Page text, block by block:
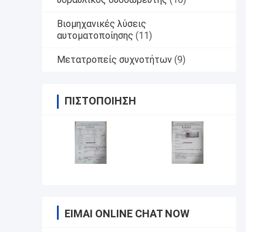
Βιομηχανικές λύσεις
αυτοματοποίησης (11)
Μετατροπείς συχνοτήτων (9)
ΠΙΣΤΟΠΟΊΗΣΗ
ΕΊΜΑΙ ONLINE CHAT NOW